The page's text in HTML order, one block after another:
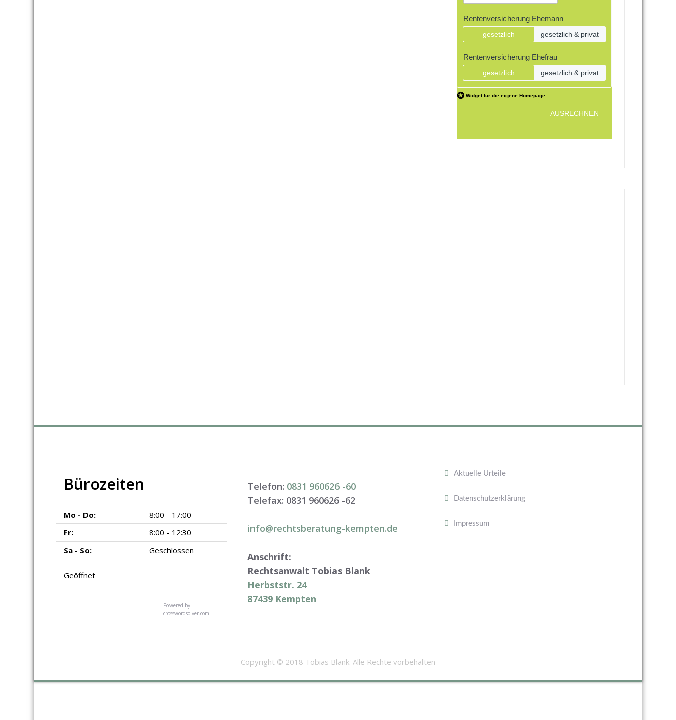
Bürozeiten
Mo - Do:
8:00 - 17:00
Fr:
8:00 - 12:30
Sa - So:
Geschlossen
Geöffnet
Powered by
crosswordsolver.com
Telefon: 0831 960626 -60
Telefax: 0831 960626 -62
info@rechtsberatung-kempten.de
Anschrift:
Rechtsanwalt Tobias Blank
Herbststr. 24
87439 Kempten
Aktuelle Urteile
Datenschutzerklärung
Impressum
Copyright © 2018 Tobias Blank. Alle Rechte vorbehalten